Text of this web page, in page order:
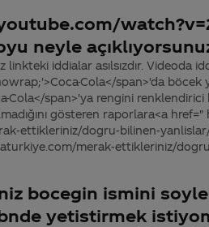
neyle
linkteki iddialar asılsızdır. Videoda
Cola</span>'da
Cola</span>'ya rengini
gösteren raporlara<a
ettikleriniz/dogru-bilinen-
merak-ettikleriniz/dogru-
bocegin ismini
yetistirmek